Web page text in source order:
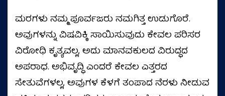
ಮರಗಳು ನಮ್ಮ ಪೂರ್ವಜರು ನಮಗಿತ್ತ ಉಡುಗೊರೆ.
ಅವುಗಳನ್ನು ವಿಷವಿಕ್ಕಿ ಸಾಯಿಸುವುದು ಕೇವಲ ಪರಿಸರ
ವಿರೋಧಿ ಕೃತ್ಯವಲ್ಲ, ಅದು ಮಾನವಕುಲದ ವಿರುದ್ಧದ
ಅಪರಾಧ. ಅಭಿವೃದ್ಧಿ ಎಂದರೆ ಕೇವಲ ಎತ್ತರದ
ಸೇತುವೆಗಳಲ್ಲ, ಅವುಗಳ ಕೆಳಗೆ ತಂಪಾದ ನೆರಳು ನೀಡುವ